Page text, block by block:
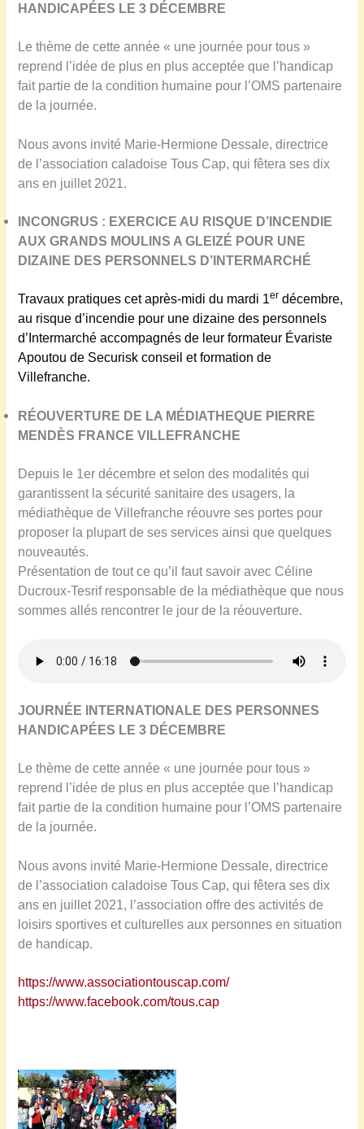
HANDICAPÉES LE 3 DÉCEMBRE
Le thème de cette année « une journée pour tous »
reprend l’idée de plus en plus acceptée que l’handicap
fait partie de la condition humaine pour l’OMS partenaire
de la journée.
Nous avons invité Marie-Hermione Dessale, directrice
de l’association caladoise Tous Cap, qui fêtera ses dix
ans en juillet 2021.
INCONGRUS : EXERCICE AU RISQUE D’INCENDIE
AUX GRANDS MOULINS A GLEIZÉ POUR UNE
DIZAINE DES PERSONNELS D’INTERMARCH É
Travaux pratiques cet après-midi du mardi 1er décembre,
au risque d’incendie pour une dizaine des personnels
d’Intermarché accompagnés de leur formateur Évariste
Apoutou de Securisk conseil et formation de
Villefranche.
R ÉOUVERTURE DE LA M É DIATHEQUE PIERRE
MEND ÈS FRANCE VILLEFRANCHE
Depuis le 1er décembre et selon des modalités qui
garantissent la sécurité sanitaire des usagers, la
médiathèque de Villefranche réouvre ses portes pour
proposer la plupart de ses services ainsi que quelques
nouveautés.
Présentation de tout ce qu’il faut savoir avec Céline
Ducroux-Tesrif responsable de la médiathèque que nous
sommes allés rencontrer le jour de la réouverture.
JOURNÉE INTERNATIONALE DES PERSONNES
HANDICAPÉES LE 3 DÉCEMBRE
Le thème de cette année « une journée pour tous »
reprend l’idée de plus en plus acceptée que l’handicap
fait partie de la condition humaine pour l’OMS partenaire
de la journée.
Nous avons invité Marie-Hermione Dessale, directrice
de l’association caladoise Tous Cap, qui fêtera ses dix
ans en juillet 2021, l’association offre des activités de
loisirs sportives et culturelles aux personnes en situation
de handicap.
https://www.associationtouscap.com/
https://www.facebook.com/tous.cap